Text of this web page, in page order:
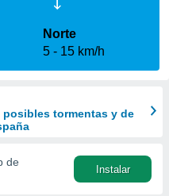
Norte
5
15 km/h
posibles tormentas y de
de
Instalar